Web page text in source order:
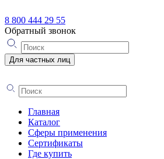
8 800 444 29 55
Обратный звонок
Для частных лиц
Главная
Каталог
Сферы применения
Сертификаты
Где купить